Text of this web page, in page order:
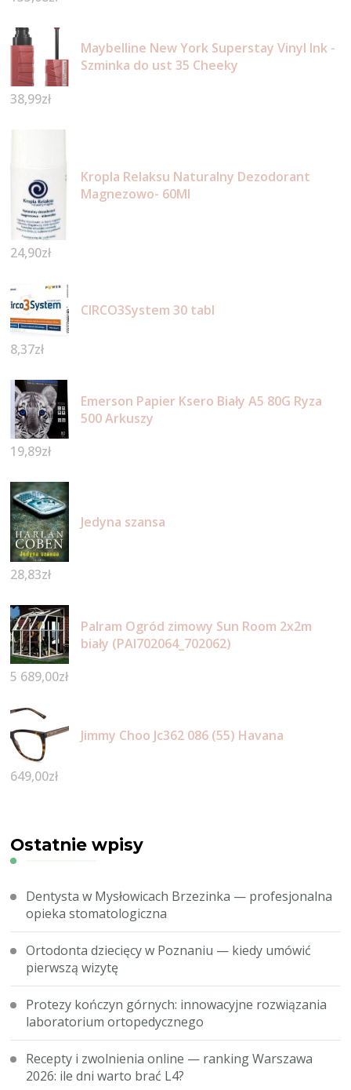
Maybelline New York Superstay Vinyl Ink -
Szminka do ust 35 Cheeky
38,99zł
Kropla Relaksu Naturalny Dezodorant
Magnezowo- 60Ml
24,90zł
CIRCO3System 30 tabl
8,37zł
Emerson Papier Ksero Biały A5 80G Ryza
500 Arkuszy
19,89zł
Jedyna szansa
28,83zł
Palram Ogród zimowy Sun Room 2x2m
biały (PAl702064_702062)
5 689,00zł
Jimmy Choo Jc362 086 (55) Havana
649,00zł
Ostatnie wpisy
Dentysta w Mysłowicach Brzezinka — profesjonalna
opieka stomatologiczna
Ortodonta dziecięcy w Poznaniu — kiedy umówić
pierwszą wizytę
Protezy kończyn górnych: innowacyjne rozwiązania
laboratorium ortopedycznego
Recepty i zwolnienia online — ranking Warszawa
2026: ile dni warto brać L4?